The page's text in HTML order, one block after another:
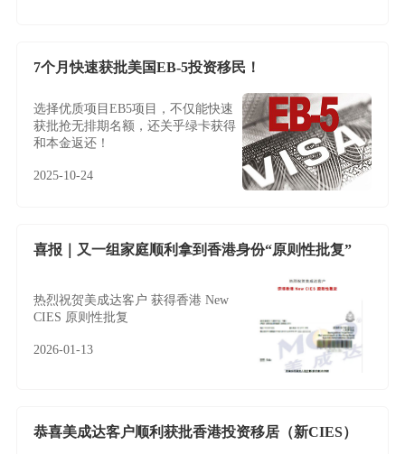
7个月快速获批美国EB-5投资移民！
选择优质项目EB5项目，不仅能快速
获批抢无排期名额，还关乎绿卡获得
和本金返还！
2025-10-24
喜报｜又一组家庭顺利拿到香港身份“原则性批复”
热烈祝贺美成达客户 获得香港 New
CIES 原则性批复
2026-01-13
恭喜美成达客户顺利获批香港投资移居（新CIES）